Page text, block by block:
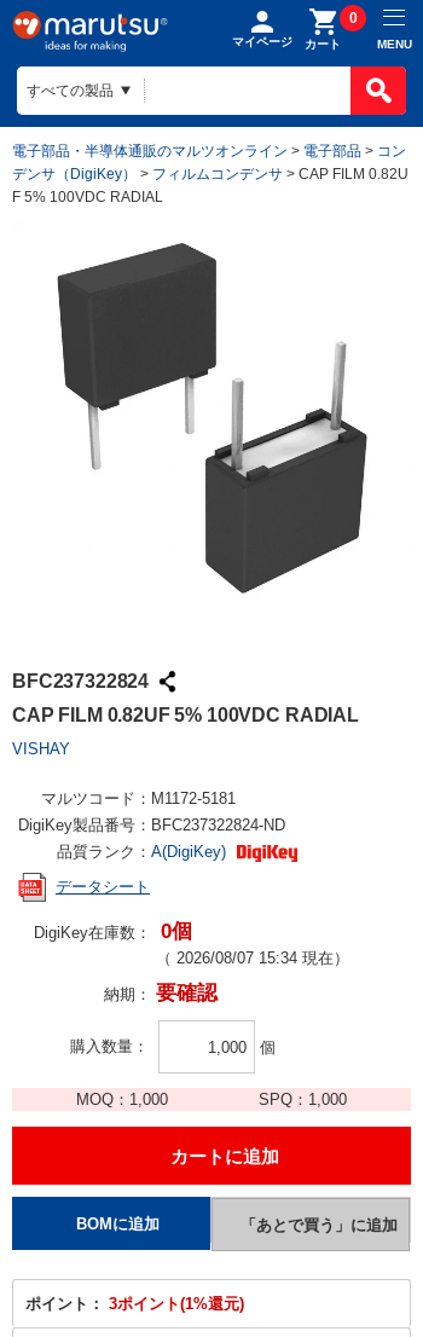
マイページ カート
0
MENU
電子部品・半導体通販のマルツオンライン > 電子部品 > コン
デンサ（DigiKey）
> フィルムコンデンサ > CAP FILM 0.82U
F 5% 100VDC RADIAL
BFC237322824
CAP FILM 0.82UF 5% 100VDC RADIAL
VISHAY
マルツコード： M1172-5181
DigiKey製品番号： BFC237322824-ND
品質ランク： A(DigiKey)
データシート
DigiKey在庫数： 0個
（ 2026/08/07 15:34 現在）
納期： 要確認
購入数量 個
MOQ： 1,000 SPQ： 1,000
ポイント： 3ポイント(1%還元)